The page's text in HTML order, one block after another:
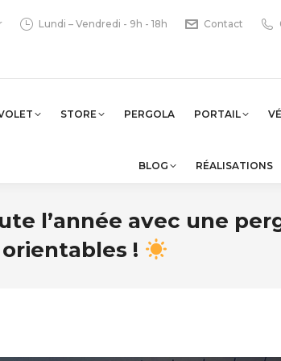
Lundi – Vendredi - 9h - 18h Contact
STORE PERGOLA PORTAIL
BLOG RÉALISATIONS
l’année avec une
!